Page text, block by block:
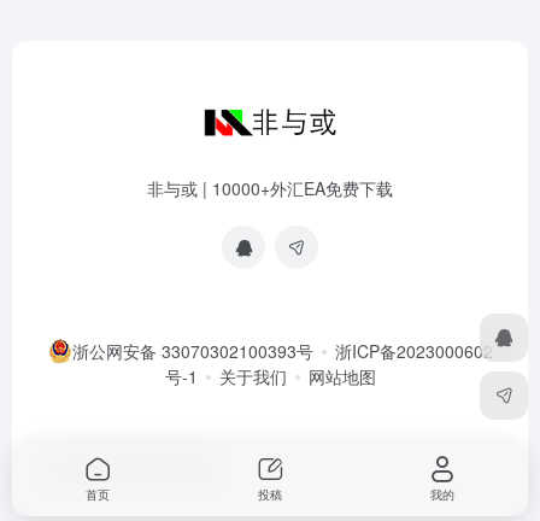
非与或 | 10000+外汇EA免费下载
浙公网安备 33070302100393号
浙ICP备2023000602
号-1
关于我们 网站地图
Copyright © 2026
首页 投稿 我的